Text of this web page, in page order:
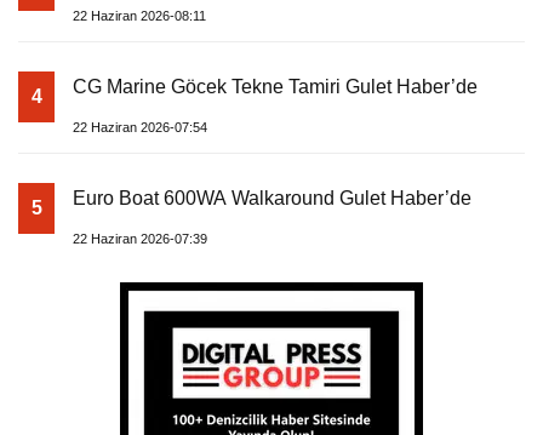
22 Haziran 2026-08:11
4 CG Marine Göcek Tekne Tamiri Gulet Haber’de
22 Haziran 2026-07:54
5 Euro Boat 600WA Walkaround Gulet Haber’de
22 Haziran 2026-07:39